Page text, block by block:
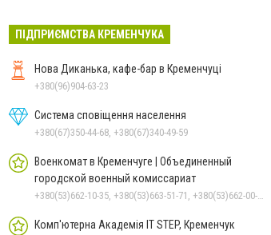
ПІДПРИЄМСТВА КРЕМЕНЧУКА
Нова Диканька, кафе-бар в Кременчуці
+380(96)904-63-23
Система сповіщення населення
+380(67)350-44-68, +380(67)340-49-59
Военкомат в Кременчуге | Объединенный
городской военный комиссариат
+380(53)662-10-35, +380(53)663-51-71, +380(53)662-00-54
Комп'ютерна Академія IT STEP, Кременчук